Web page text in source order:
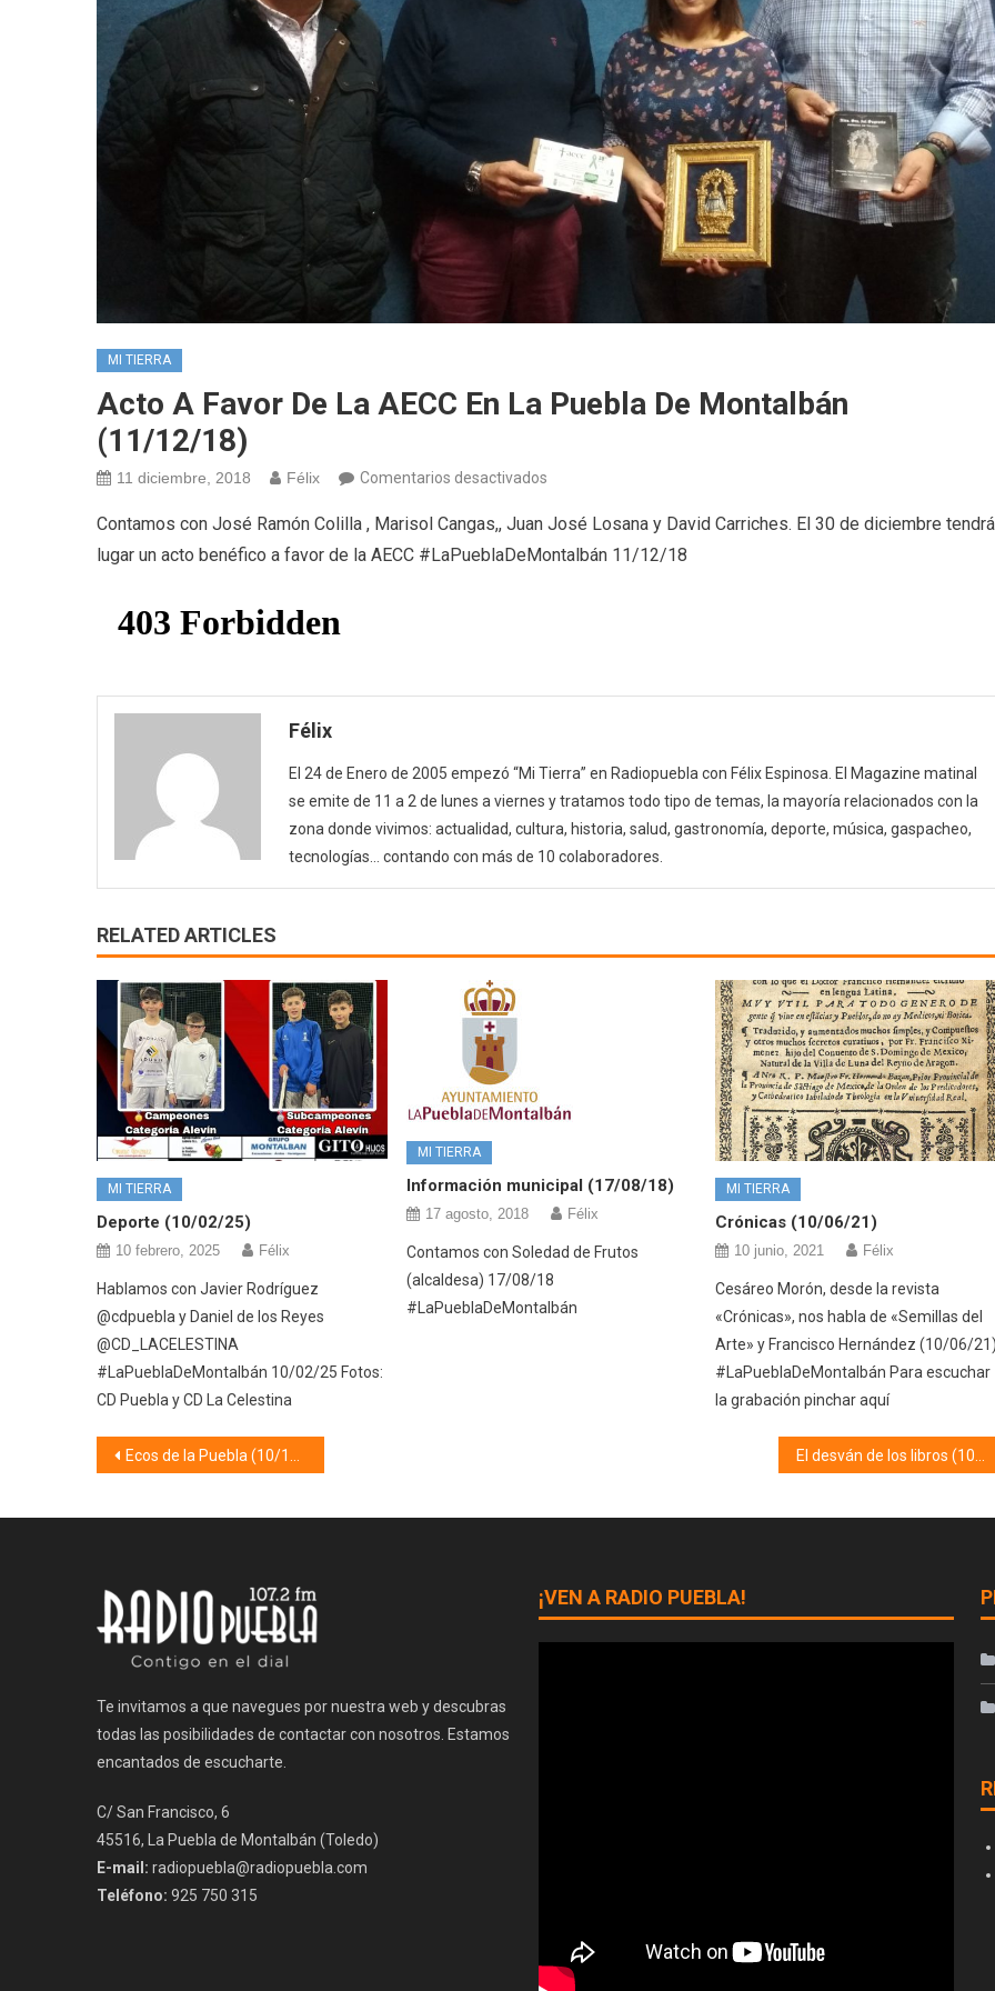
MI TIERRA
Acto A Favor De La AECC En La Puebla De Montalbán
(11/12/18)
11 diciembre, 2018 Félix Comentarios desactivados
a
favor
La
Montalbán
(11/12/18)
Contamos con José Ramón Colilla , Marisol Cangas,, Juan José Losana y David Carriches. El 30 de diciembre tendrá
lugar un acto benéfico a favor de la AECC #LaPueblaDeMontalbán 11/12/18
Félix
El 24 de Enero de 2005 empezó “Mi Tierra” en Radiopuebla con Félix Espinosa. El Magazine matinal
se emite de 11 a 2 de lunes a viernes y tratamos todo tipo de temas, la mayoría relacionados con la
zona donde vivimos: actualidad, cultura, historia, salud, gastronomía, deporte, música, gaspacheo,
tecnologías… contando con más de 10 colaboradores.
RELATED ARTICLES
MI TIERRA
Deporte (10/02/25)
10 febrero, 2025 Félix
Hablamos con Javier Rodríguez
@cdpuebla y Daniel de los Reyes
@CD_LACELESTINA
#LaPueblaDeMontalbán 10/02/25 Fotos:
CD Puebla y CD La Celestina
MI TIERRA
Información municipal (17/08/18)
17 agosto, 2018 Félix
Contamos con Soledad de Frutos
(alcaldesa) 17/08/18
#LaPueblaDeMontalbán
MI TIERRA
Crónicas (10/06/21)
10 junio, 2021 Félix
Cesáreo Morón, desde la revista
«Crónicas», nos habla de «Semillas del
Arte» y Francisco Hernández (10/06/
#LaPueblaDeMontalbán Para escuchar
la grabación pinchar aquí
Navegación
Ecos de la Puebla (10/12/18)
Te invitamos a que navegues por nuestra web y descubras
todas las posibilidades de contactar con nosotros. Estamos
encantados de escucharte.
C/ San Francisco, 6
45516, La Puebla de Montalbán (Toledo)
E-mail: radiopuebla@radiopuebla.com
Teléfono: 925 750 315
¡VEN A RADIO PUEBLA!